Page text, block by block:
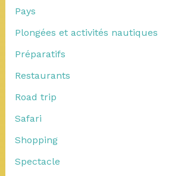
Pays
Plongées et activités nautiques
Préparatifs
Restaurants
Road trip
Safari
Shopping
Spectacle